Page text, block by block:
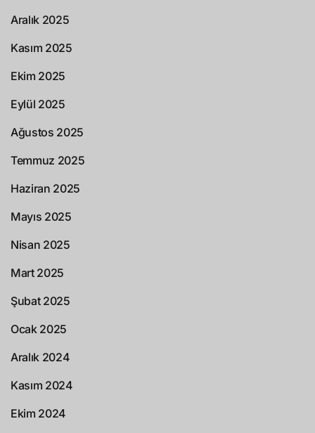
Aralık 2025
Kasım 2025
Ekim 2025
Eylül 2025
Ağustos 2025
Temmuz 2025
Haziran 2025
Mayıs 2025
Nisan 2025
Mart 2025
Şubat 2025
Ocak 2025
Aralık 2024
Kasım 2024
Ekim 2024